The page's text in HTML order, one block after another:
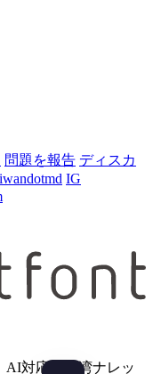
問題を報告 ディスカ
IG
AI対応の台湾ナレッ